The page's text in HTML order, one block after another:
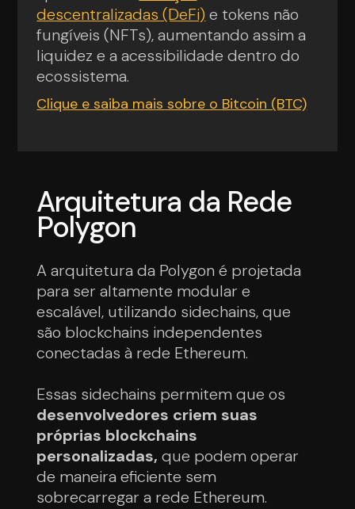
descentralizadas (DeFi) e tokens não
fungíveis (NFTs), aumentando assim a
liquidez e a acessibilidade dentro do
ecossistema.
Clique e saiba mais sobre o Bitcoin (BTC)
Arquitetura da Rede
Polygon
A arquitetura da Polygon é projetada
para ser altamente modular e
escalável, utilizando sidechains, que
são blockchains independentes
conectadas à rede Ethereum.
Essas sidechains permitem que os
desenvolvedores criem suas
próprias blockchains
personalizadas, que podem operar
de maneira eficiente sem
sobrecarregar a rede Ethereum.